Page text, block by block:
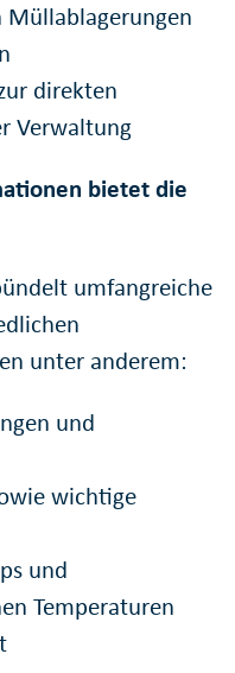
Müllablagerungen
direkten
Verwaltung
bietet die
umfangreiche
unter anderem:
und
wichtige
und
Temperaturen